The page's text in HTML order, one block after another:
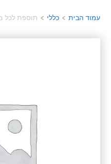
עמוד הבית > כללי > תוספת לכל